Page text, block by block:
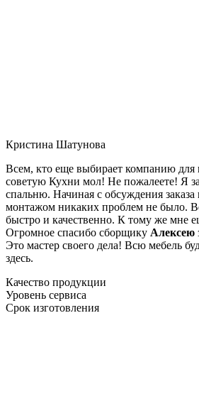
Кристина Шатунова
Всем, кто еще выбирает компанию для
советую Кухни мол! Не пожалеете! Я
спальню. Начиная с обсуждения заказа
монтажом никаких проблем не было.
быстро и качественно. К тому же мне
Огромное спасибо сборщику Алексею
Это мастер своего дела! Всю мебель
здесь.
Качество продукции
Уровень сервиса
Срок изготовления